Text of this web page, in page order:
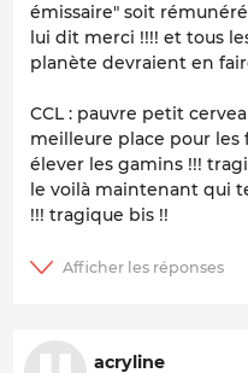
émissaire" soit rémunéré
lui dit merci !!!! et tous
planète devraient en
CCL : pauvre petit
meilleure place pour les
élever les gamins !!!
le voilà maintenant qui
!!! tragique bis !!
acryline